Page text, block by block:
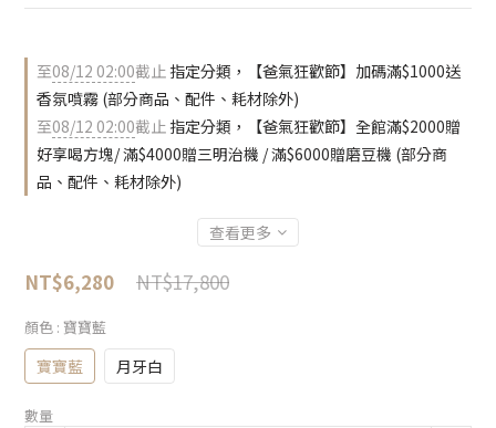
至08/12 02:00截止 指定分類，【爸氣狂歡節】加碼滿$1000送
香氛噴霧 (部分商品、配件、耗材除外)
至08/12 02:00截止 指定分類，【爸氣狂歡節】全館滿$2000贈
好享喝方塊/ 滿$4000贈三明治機 / 滿$6000贈磨豆機 (部分商
品、配件、耗材除外)
查看更多
NT$17,800
NT$6,280
顏色 : 寶寶藍
寶寶藍 月牙白
數量